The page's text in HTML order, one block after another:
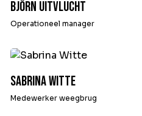
Björn Uitvlucht
Operationeel manager
Sabrina Witte
Medewerker weegbrug